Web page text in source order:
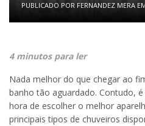
PUBLICADO POR FERNANDEZ MERA
4 minutos para ler
Nada melhor do que chegar ao
banho tão aguardado. Contudo,
hora de escolher o melhor
principais tipos de chuveiros